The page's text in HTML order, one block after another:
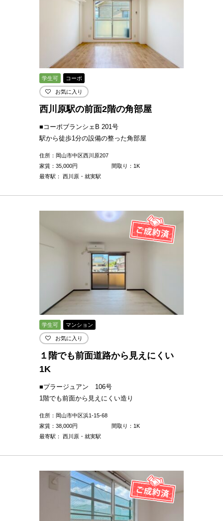
学生可 コーポ
お気に入り
西川原駅の前面2階の角部屋
■コーポブランシェB 201号
駅から徒歩1分の設備の整った角部屋
住所：岡山市中区西川原207
家賃： 35,000円
間取り：1K
最寄駅： 西川原・就実駅
学生可 マンション
お気に入り
１階でも前面道路から見えにくい
1K
■プラージュアン 106号
1階でも前面から見えにくい造り
住所：岡山市中区浜1-15-68
家賃： 38,000円
間取り：1K
最寄駅： 西川原・就実駅